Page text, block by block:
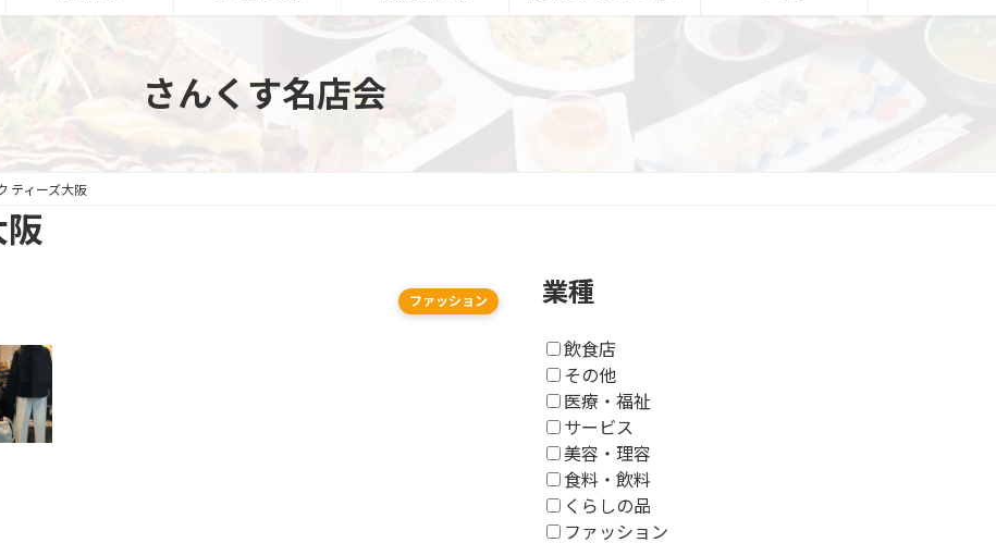
さんくす名店会
ティーズ大阪
ファッション 業種
飲食店
その他
医療・福祉
サービス
美容・理容
食料・飲料
くらしの品
ファッション